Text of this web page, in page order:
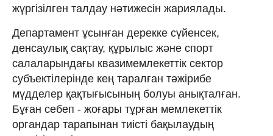
жүргізілген талдау нәтижесін жариялады.
Департамент ұсынған дерекке сүйенсек,
денсаулық сақтау, құрылыс және спорт
салаларындағы квазимемлекеттік сектор
субъектілерінде кең таралған тәжірибе
мүдделер қақтығысының болуы анықталған.
Бұған себеп - жоғары тұрған мемлекеттік
органдар тарапынан тиісті бақылаудың